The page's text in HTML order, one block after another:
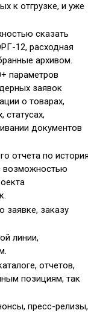
к отгрузке, и уже
сказать
12, расходная
архивом.
параметров
заявок
о товарах,
статусах,
документов
отчета по
возможностью
заявке, заказу
линии,
отчетов,
позициям, так
пресс-релизы,